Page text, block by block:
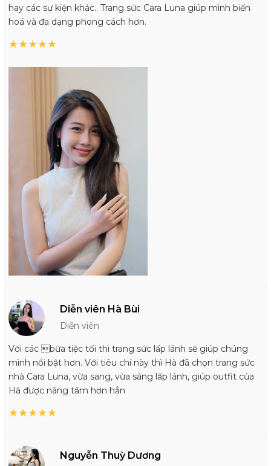
hay các sự kiện khác.. Trang sức Cara Luna giúp mình biến
hoá và đa dạng phong cách hơn.
★★★★★
Diễn viên Hà Bùi
Diễn viên
Với các bữa tiệc tối thì trang sức lấp lánh sẽ giúp chúng
mình nổi bật hơn. Với tiêu chí này thì Hà đã chọn trang sức
nhà Cara Luna, vừa sang, vừa sáng lấp lánh, giúp outfit của
Hà được nâng tầm hơn hẳn
★★★★★
Nguyễn Thuỳ Dương